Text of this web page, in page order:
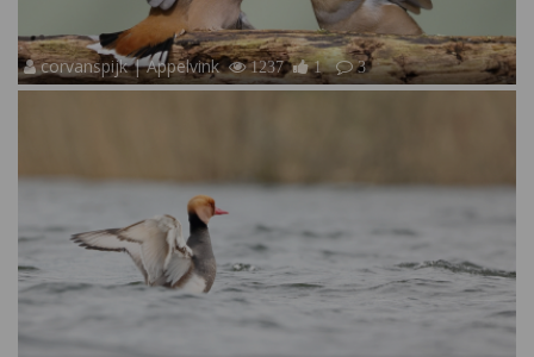
corvanspijk | Appelvink 1237 1 3